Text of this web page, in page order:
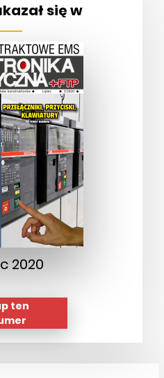
się w
2020
ten